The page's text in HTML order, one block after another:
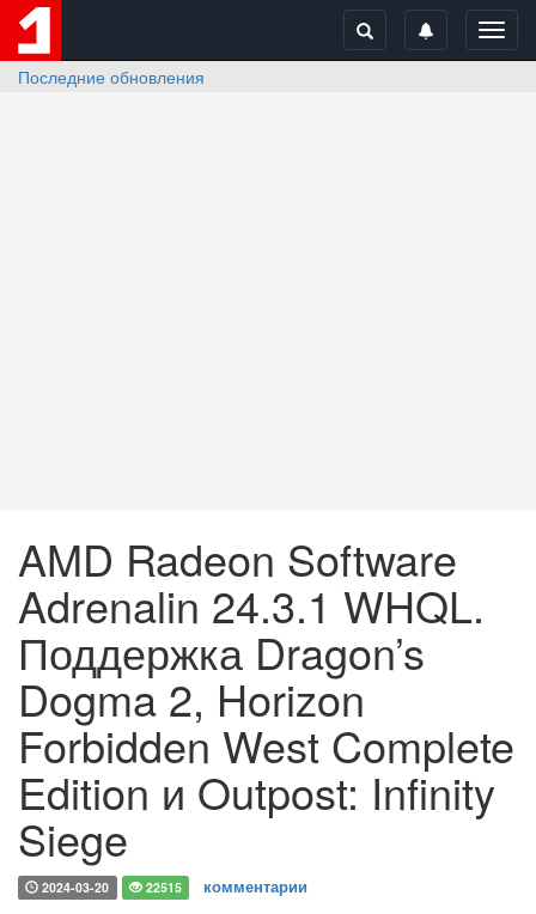
Последние обновления
AMD Radeon Software
Adrenalin 24.3.1 WHQL.
Поддержка Dragon’s
Dogma 2, Horizon
Forbidden West Complete
Edition и Outpost: Infinity
Siege
2024-03-20 22515 комментарии